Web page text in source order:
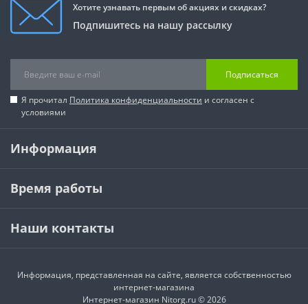
Хотите узнавать первым об акциях и скидках?
Подпишитесь на нашу рассылку
Подписаться
Я прочитал Политика конфиденциальности и согласен с
условиями
Информация
Время работы
Наши контакты
Информация, представленная на сайте, является собственностью
интернет-магазина
Интернет-магазин Nitorg.ru © 2026